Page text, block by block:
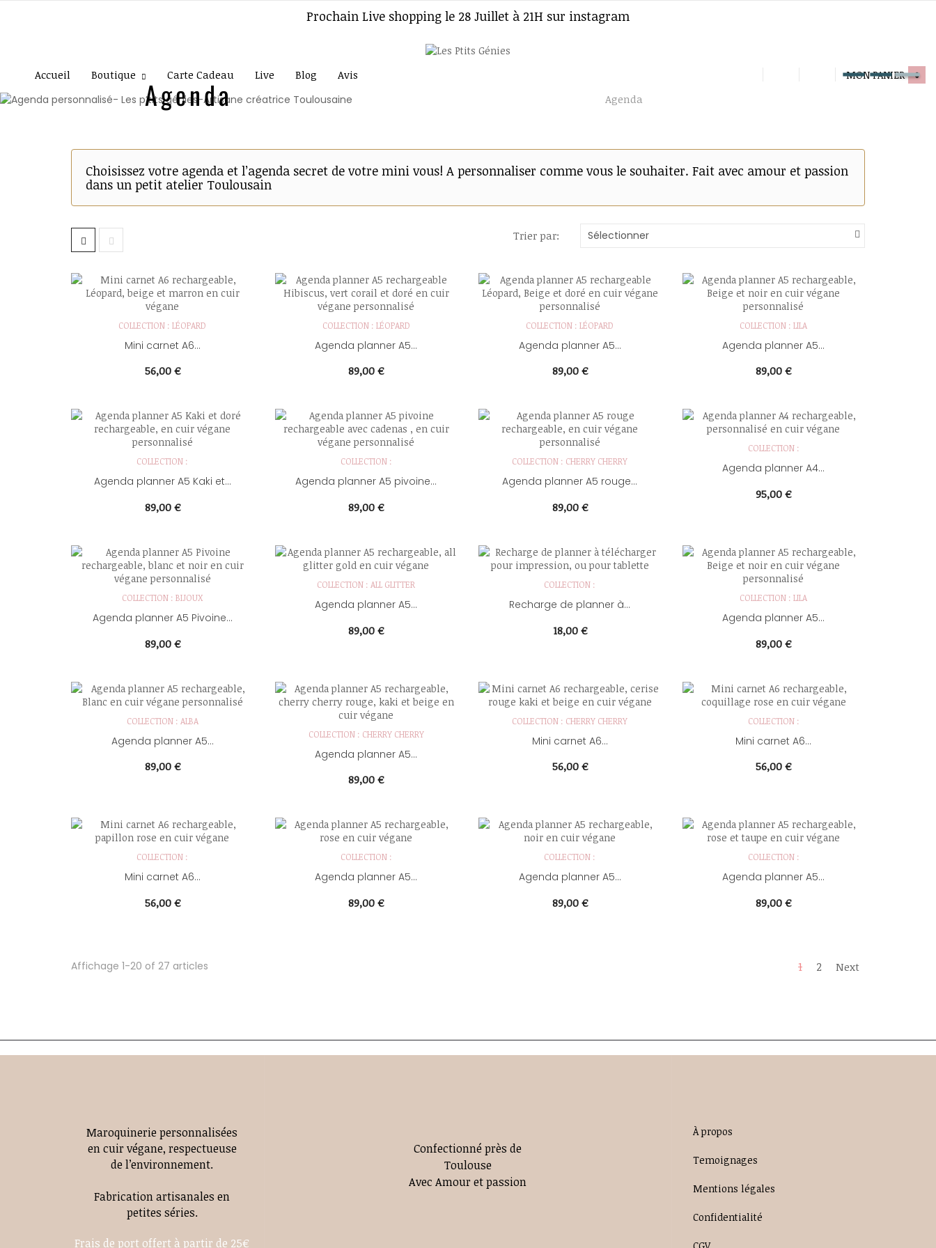
Prochain Live shopping le 28 Juillet à 21H sur instagram
Accueil Boutique Carte Cadeau Live Blog Avis MON PANIER 0
Agenda Agenda
Choisissez votre agenda et l’agenda secret de votre mini vous! A personnaliser comme vous le souhaiter. Fait avec amour et passion
dans un petit atelier Toulousain
Trier par: Sélectionner
COLLECTION : LÉOPARD
Mini carnet A6...
Prix
56,00 €
COLLECTION : LÉOPARD
Agenda planner A5...
Prix
89,00 €
COLLECTION : LÉOPARD
Agenda planner A5...
Prix
89,00 €
COLLECTION : LILA
Agenda planner A5...
Prix
89,00 €
COLLECTION :
Agenda planner A5 Kaki et...
Prix
89,00 €
COLLECTION :
Agenda planner A5 pivoine...
Prix
89,00 €
COLLECTION : CHERRY CHERRY
Agenda planner A5 rouge...
Prix
89,00 €
COLLECTION :
Agenda planner A4...
Prix
95,00 €
COLLECTION : BIJOUX
Agenda planner A5 Pivoine...
Prix
89,00 €
COLLECTION : ALL GLITTER
Agenda planner A5...
Prix
89,00 €
COLLECTION :
Recharge de planner à...
Prix
18,00 €
COLLECTION : LILA
Agenda planner A5...
Prix
89,00 €
COLLECTION : ALBA
Agenda planner A5...
Prix
89,00 €
COLLECTION : CHERRY CHERRY
Agenda planner A5...
Prix
89,00 €
COLLECTION : CHERRY CHERRY
Mini carnet A6...
Prix
56,00 €
COLLECTION :
Mini carnet A6...
Prix
56,00 €
COLLECTION :
Mini carnet A6...
Prix
56,00 €
COLLECTION :
Agenda planner A5...
Prix
89,00 €
COLLECTION :
Agenda planner A5...
Prix
89,00 €
COLLECTION :
Agenda planner A5...
Prix
89,00 €
Affichage 1-20 of 27 articles 1 2 Next
Maroquinerie personnalisées
en cuir végane, respectueuse
de l’environnement.
Fabrication artisanales en
petites séries.
Frais de port offert à partir de 25€
Confectionné près de
Toulouse
Avec Amour et passion
À propos
Temoignages
Mentions légales
Confidentialité